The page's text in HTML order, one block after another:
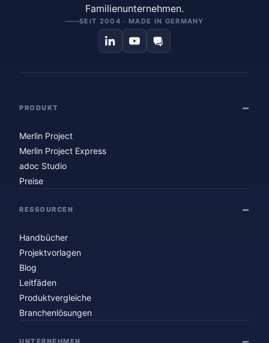
Familienunternehmen.
SEIT 2004 · MADE IN GERMANY
PRODUKT
Merlin Project
Merlin Project Express
adoc Studio
Preise
RESSOURCEN
Handbücher
Projektvorlagen
Blog
Leitfäden
Produktvergleiche
Branchenlösungen
UNTERNEHMEN